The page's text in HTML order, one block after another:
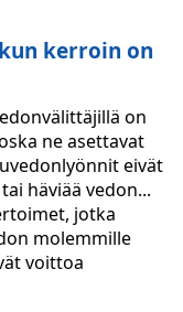
kerroin on
on
ne asettavat
eivät
häviää vedon...
jotka
molemmille
voittoa